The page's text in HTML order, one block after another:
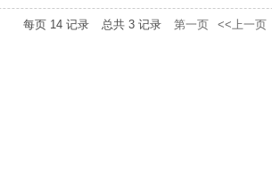
每页 14 记录 总共 3 记录 第一页 <<上一页